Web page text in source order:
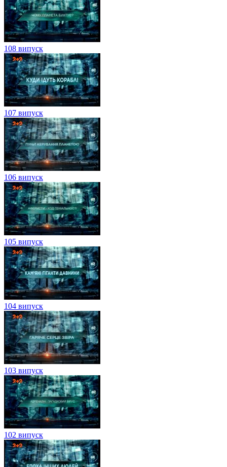
108 випуск
107 випуск
106 випуск
105 випуск
104 випуск
103 випуск
102 випуск